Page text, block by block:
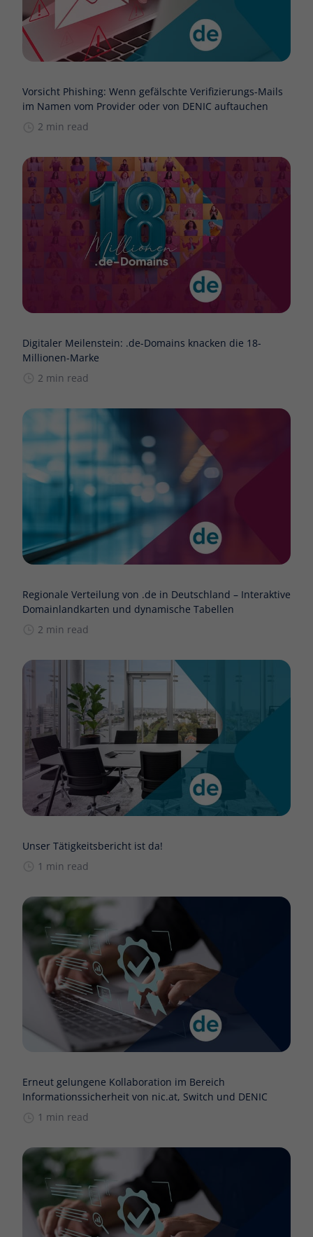
Vorsicht Phishing: Wenn gefälschte Verifizierungs-Mails
im Namen vom Provider oder von DENIC auftauchen
2 min read
Digitaler Meilenstein: .de-Domains knacken die 18-
Millionen-Marke
2 min read
Regionale Verteilung von .de in Deutschland – Interaktive
Domainlandkarten und dynamische Tabellen
2 min read
Unser Tätigkeitsbericht ist da!
1 min read
Erneut gelungene Kollaboration im Bereich
Informationssicherheit von nic.at, Switch und DENIC
1 min read